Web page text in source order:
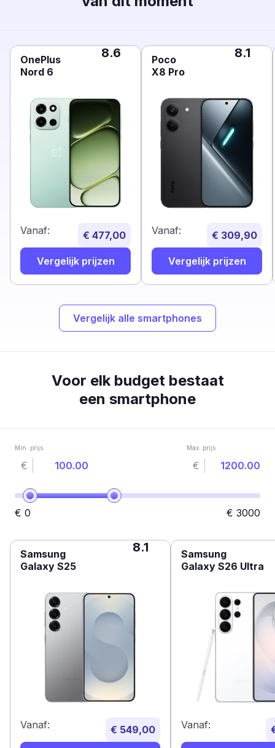
OnePlus
Nord 6
8.6
Vanaf: € 477,00
Vergelijk prijzen
Poco
X8 Pro
8.1
Vanaf: € 309,90
Vergelijk prijzen
Vergelijk alle smartphones
Voor elk budget bestaat
een smartphone
Min. prijs
€
Max. prijs
€
€ 0 € 3000
Samsung
Galaxy S25
8.1
Vanaf: € 549,00
Samsung
Galaxy S26 Ultra
Vanaf: